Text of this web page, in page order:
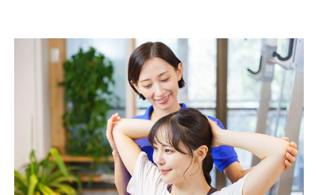
最後に…40代・50代のあなたへ🍀📣
💪Light Body Gymで理想のボディへ！ 効率
的に引き締めるパーソナルトレーニング🔥
✨